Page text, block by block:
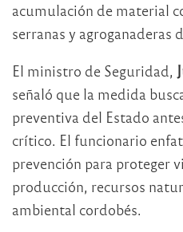
acumulación de material
serranas y agroganaderas
El ministro de Seguridad,
señaló que la medida
preventiva del Estado
crítico. El funcionario
prevención para proteger
producción, recursos
ambiental cordobés.